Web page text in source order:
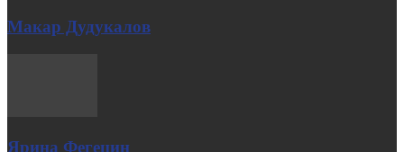
Макар Дудукалов
Ярина Фегецин